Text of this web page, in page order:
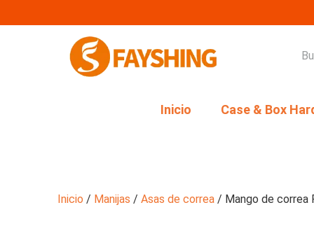
Inicio Case & Box
Inicio / Manijas / Asas de correa / Mango de correa